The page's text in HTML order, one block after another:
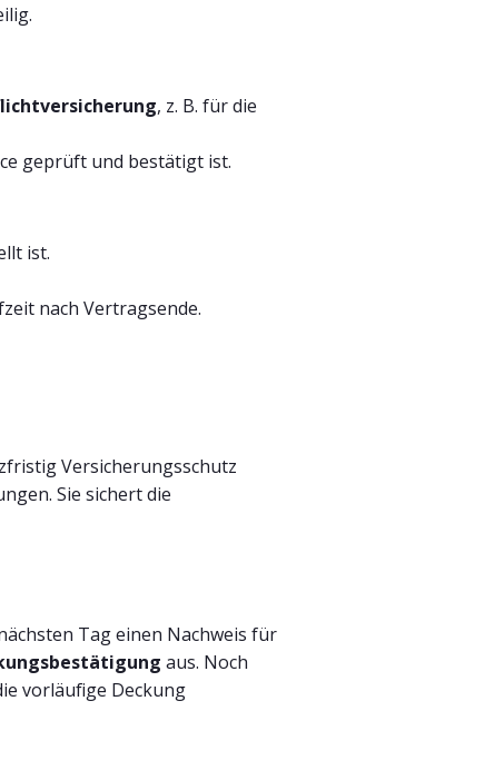
, z. B. für die
geprüft und bestätigt ist.
ist.
nach Vertragsende.
Versicherungsschutz
Sie sichert die
Tag einen Nachweis für
aus. Noch
vorläufige Deckung